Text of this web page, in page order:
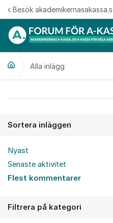
Hoppa till innehåll
Besök
Alla inlägg
Sortera inläggen
Nyast
Senaste aktivitet
Flest kommentarer
Filtrera på kategori